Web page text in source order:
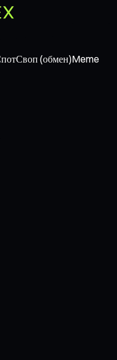
Своп (обмен)Meme